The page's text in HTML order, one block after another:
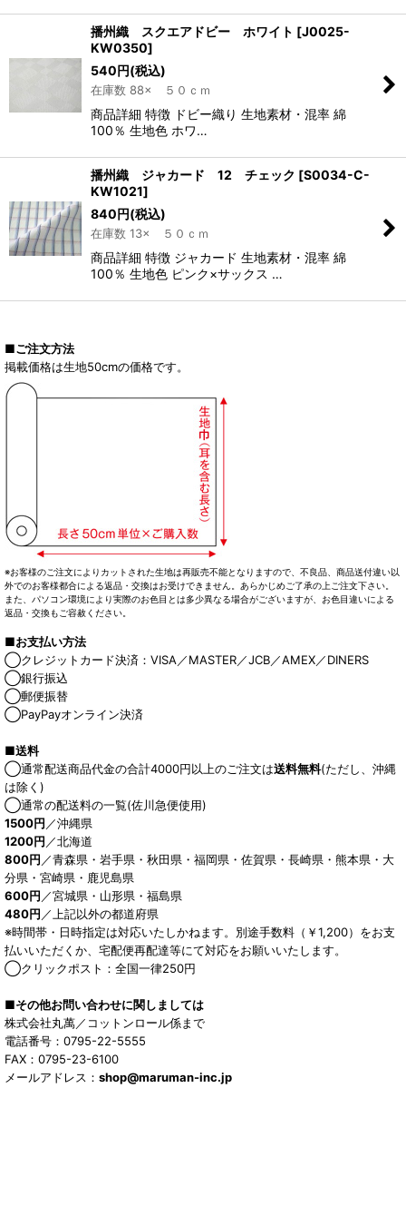
播州織 スクエアドビー ホワイト [J0025-
KW0350]
540円(税込)
在庫数 88× ５０ｃｍ
商品詳細 特徴 ドビー織り 生地素材・混率 綿
100％ 生地色 ホワ…
播州織 ジャカード 12 チェック [S0034-C-
KW1021]
840円(税込)
在庫数 13× ５０ｃｍ
商品詳細 特徴 ジャカード 生地素材・混率 綿
100％ 生地色 ピンク×サックス …
■ご注文方法
掲載価格は生地50cmの価格です。
※お客様のご注文によりカットされた生地は再販売不能となりますので、不良品、商品送付違い以
外でのお客様都合による返品・交換はお受けできません。あらかじめご了承の上ご注文下さい。
また、パソコン環境により実際のお色目とは多少異なる場合がございますが、お色目違いによる
返品・交換もご容赦ください。
■お支払い方法
◯クレジットカード決済：VISA／MASTER／JCB／AMEX／DINERS
◯銀行振込
◯郵便振替
◯PayPayオンライン決済
■送料
◯通常配送商品代金の合計4000円以上のご注文は送料無料(ただし、沖縄
は除く)
◯通常の配送料の一覧(佐川急便使用)
1500円 ／沖縄県
1200円 ／北海道
800円 ／青森県・岩手県・秋田県・福岡県・佐賀県・長崎県・熊本県・大
分県・宮崎県・鹿児島県
600円 ／宮城県・山形県・福島県
480円 ／上記以外の都道府県
※時間帯・日時指定は対応いたしかねます。別途手数料（￥1,200）をお支
払いいただくか、宅配便再配達等にて対応をお願いいたします。
◯クリックポスト：全国一律250円
■その他お問い合わせに関しましては
株式会社丸萬／コットンロール係まで
電話番号：0795-22-5555
FAX：0795-23-6100
メールアドレス： shop@maruman-inc.jp